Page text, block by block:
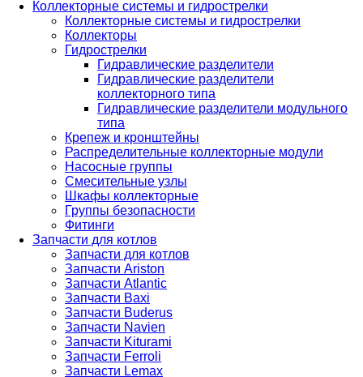
Коллекторные системы и гидрострелки
Коллекторные системы и гидрострелки
Коллекторы
Гидрострелки
Гидравлические разделители
Гидравлические разделители
коллекторного типа
Гидравлические разделители модульного
типа
Крепеж и кронштейны
Распределительные коллекторные модули
Насосные группы
Смесительные узлы
Шкафы коллекторные
Группы безопасности
Фитинги
Запчасти для котлов
Запчасти для котлов
Запчасти Ariston
Запчасти Atlantic
Запчасти Baxi
Запчасти Buderus
Запчасти Navien
Запчасти Kiturami
Запчасти Ferroli
Запчасти Lemax